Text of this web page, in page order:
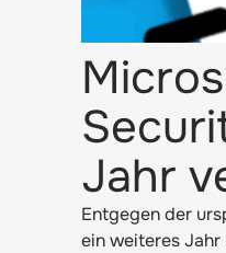
Jahr
Entgegen der
ein weiteres Jahr